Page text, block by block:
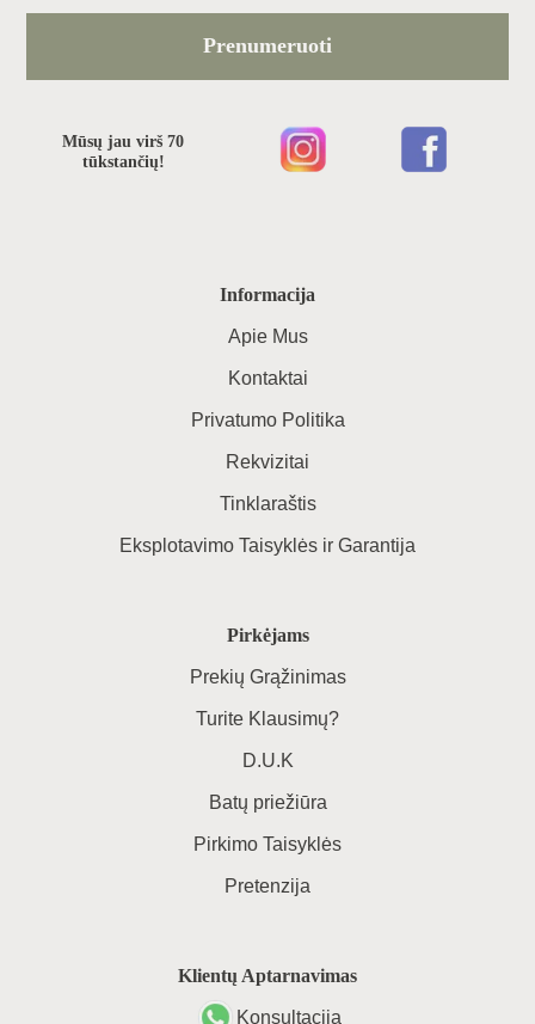
Informacija
Apie Mus
Kontaktai
Privatumo Politika
Rekvizitai
Tinklaraštis
Eksplotavimo Taisyklės ir Garantija
Pirkėjams
Prekių Grąžinimas
Turite Klausimų?
D.U.K
Batų priežiūra
Pirkimo Taisyklės
Pretenzija
Klientų Aptarnavimas
Konsultacija
Prenumeruoti
Mūsų jau virš 70
tūkstančių!